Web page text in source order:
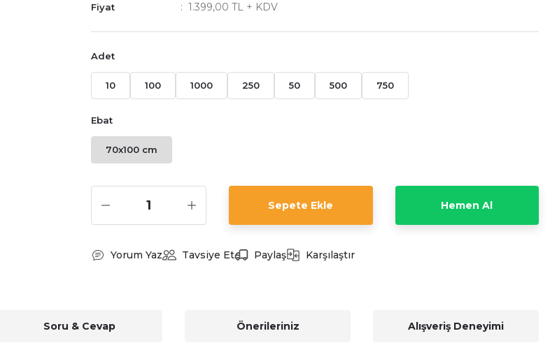
Fiyat 1.399,00 TL + KDV
Adet
10 100 1000 250 50 500 750
Ebat
70x100 cm
Sepete Ekle Hemen Al
Yorum Yaz Tavsiye Et Paylaş Karşılaştır
Soru & Cevap Önerileriniz Alışveriş Deneyimi